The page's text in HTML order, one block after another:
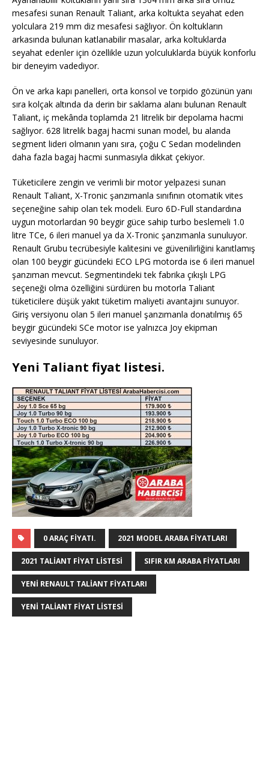
mesafesi sunan Renault Taliant, arka koltukta seyahat eden
yolculara 219 mm diz mesafesi sağlıyor. Ön koltukların
arkasında bulunan katlanabilir masalar, arka koltuklarda
seyahat edenler için özellikle uzun yolculuklarda büyük konforlu
bir deneyim vadediyor.
Ön ve arka kapı panelleri, orta konsol ve torpido gözünün yanı
sıra kolçak altında da derin bir saklama alanı bulunan Renault
Taliant, iç mekânda toplamda 21 litrelik bir depolama hacmi
sağlıyor. 628 litrelik bagaj hacmi sunan model, bu alanda
segment lideri olmanın yanı sıra, çoğu C Sedan modelinden
daha fazla bagaj hacmi sunmasıyla dikkat çekiyor.
Tüketicilere zengin ve verimli bir motor yelpazesi sunan
Renault Taliant, X-Tronic şanzımanla sınıfının otomatik vites
seçeneğine sahip olan tek modeli. Euro 6D-Full standardına
uygun motorlardan 90 beygir güce sahip turbo beslemeli 1.0
litre TCe, 6 ileri manuel ya da X-Tronic şanzımanla sunuluyor.
Renault Grubu tecrübesiyle kalitesini ve güvenilirliğini kanıtlamış
olan 100 beygir gücündeki ECO LPG motorda ise 6 ileri manuel
şanzıman mevcut. Segmentindeki tek fabrika çıkışlı LPG
seçeneği olma özelliğini sürdüren bu motorla Taliant
tüketicilere düşük yakıt tüketim maliyeti avantajını sunuyor.
Giriş versiyonu olan 5 ileri manuel şanzımanla donatılmış 65
beygir gücündeki SCe motor ise yalnızca Joy ekipman
seviyesinde sunuluyor.
Yeni Taliant fiyat listesi.
0 ARAÇ FIYATI. 2021 MODEL ARABA FIYATLARI
2021 TALIANT FIYAT LISTESI SIFIR KM ARABA FIYATLARI
YENI RENAULT TALIANT FIYATLARI
YENI TALIANT FIYAT LISTESI